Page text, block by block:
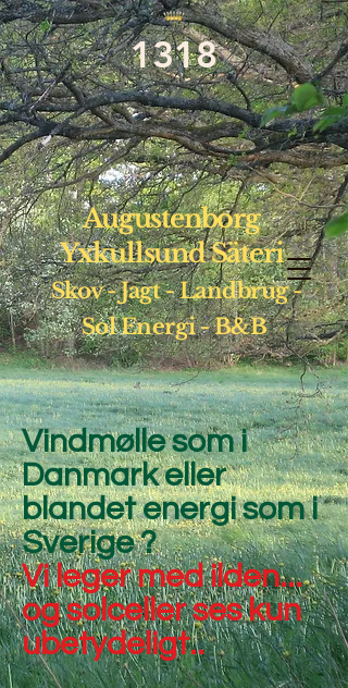
Augustenborg
Yxkullsund Säteri
Skov - Jagt - Landbrug -
SolEnergi - B&B
1318
Vindmølle som i
Danmark eller
blandet energi som i
Sverige ?
Vi leger med ilden...
og solceller ses kun
ubetydeligt..